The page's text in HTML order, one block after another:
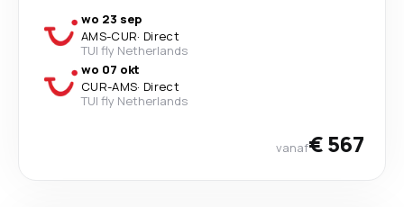
wo 23 sep
AMS-CUR· Direct
TUI fly Netherlands
wo 07 okt
CUR-AMS· Direct
TUI fly Netherlands
vanaf€ 567